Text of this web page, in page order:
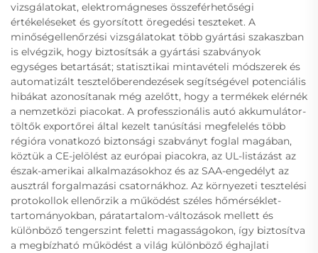
vizsgálatokat, elektromágneses összeférhetőségi
értékeléseket és gyorsított öregedési teszteket. A
minőségellenőrzési vizsgálatokat több gyártási szakaszban
is elvégzik, hogy biztosítsák a gyártási szabványok
egységes betartását; statisztikai mintavételi módszerek és
automatizált tesztelőberendezések segítségével potenciális
hibákat azonosítanak még azelőtt, hogy a termékek elérnék
a nemzetközi piacokat. A professzionális autó akkumulátor-
töltők exportőrei által kezelt tanúsítási megfelelés több
régióra vonatkozó biztonsági szabványt foglal magában,
köztük a CE-jelölést az európai piacokra, az UL-listázást az
észak-amerikai alkalmazásokhoz és az SAA-engedélyt az
ausztrál forgalmazási csatornákhoz. Az környezeti tesztelési
protokollok ellenőrzik a működést széles hőmérséklet-
tartományokban, páratartalom-változások mellett és
különböző tengerszint feletti magasságokon, így biztosítva
a megbízható működést a világ különböző éghajlati